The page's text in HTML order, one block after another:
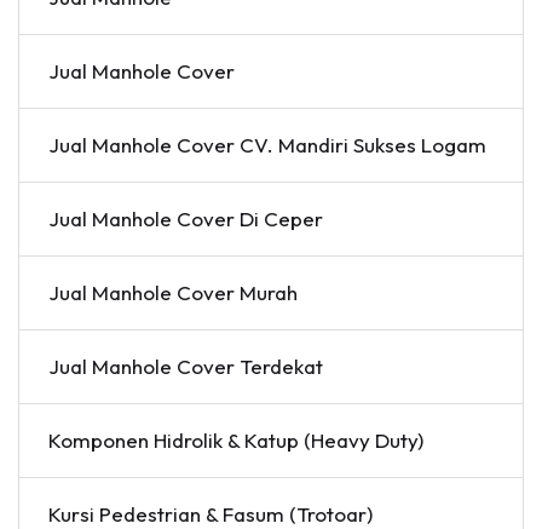
Jual Manhole Cover
Jual Manhole Cover CV. Mandiri Sukses Logam
Jual Manhole Cover Di Ceper
Jual Manhole Cover Murah
Jual Manhole Cover Terdekat
Komponen Hidrolik & Katup (Heavy Duty)
Kursi Pedestrian & Fasum (Trotoar)